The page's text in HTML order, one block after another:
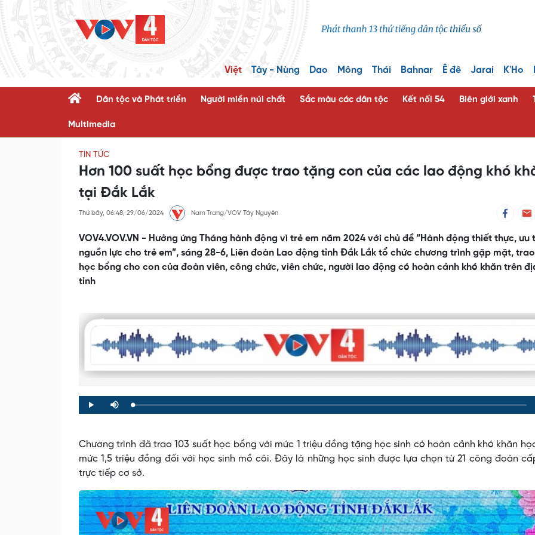
Việt Tày - Nùng Dao Mông Thái Bahnar Ê đê Jarai K'Ho
Dân tộc và Phát triển Người miền núi chất Sắc màu các dân tộc Kết nối 54 Biên giới xanh
Multimedia
TIN TỨC
Hơn 100 suất học bổng được trao tặng con của các lao động khó
tại Đắk Lắk
Thứ bảy, 06:48, 29/06/2024 Nam Trang/VOV Tây Nguyên
VOV4.VOV.VN - Hưởng ứng Tháng hành động vì trẻ em năm 2024 với chủ đề “Hành động thiết thực, ưu
nguồn lực cho trẻ em”, sáng 28-6, Liên đoàn Lao động tỉnh Đắk Lắk tổ chức chương trình gặp mặt,
học bổng cho con của đoàn viên, công chức, viên chức, người lao động có hoàn cảnh khó khăn trên
tỉnh
Play Mute Loaded:
0%
Progress:
0%
Chương trình đã trao 103 suất học bổng với mức 1 triệu đồng tặng học sinh có hoàn cảnh khó khăn
mức 1,5 triệu đồng đối với học sinh mồ côi. Đây là những học sinh được lựa chọn từ 21 công đoàn
trực tiếp cơ sở.